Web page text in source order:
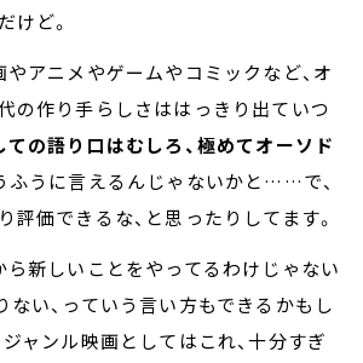
けど。
やアニメやゲームやコミックなど、オ
の作り手らしさははっきり出ていつ
ての語り口はむしろ、極めてオーソド
ふうに言えるんじゃないかと……で、
評価できるな、と思ったりしてます。
ら新しいことをやってるわけじゃない
ない、っていう言い方もできるかもし
ャンル映画としてはこれ、十分すぎ